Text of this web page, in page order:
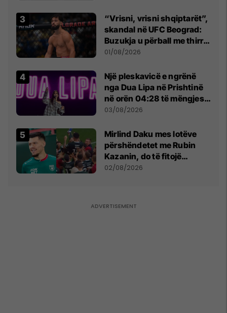
“Vrisni, vrisni shqiptarët”,
skandal në UFC Beograd:
Buzukja u përball me thirrje
anti-shqiptare nga
01/08/2026
Një pleskavicë e ngrënë
nga Dua Lipa në Prishtinë
në orën 04:28 të mëngjesit
- dhe bota digjitale serbe
03/08/2026
Mirlind Daku mes lotëve
përshëndetet me Rubin
Kazanin, do të fitojë
miliona te Spartak Moska
02/08/2026